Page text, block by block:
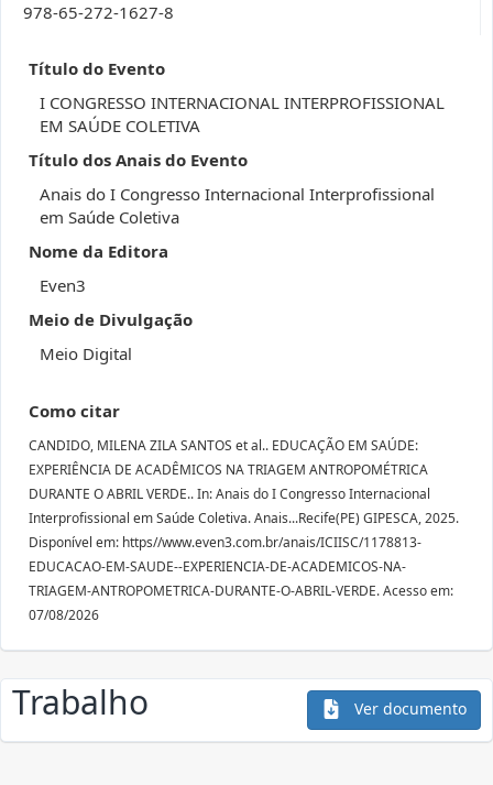
978-65-272-1627-8
Título do Evento
I CONGRESSO INTERNACIONAL INTERPROFISSIONAL
EM SAÚDE COLETIVA
Título dos Anais do Evento
Anais do I Congresso Internacional Interprofissional
em Saúde Coletiva
Nome da Editora
Even3
Meio de Divulgação
Meio Digital
Como citar
CANDIDO, MILENA ZILA SANTOS et al.. EDUCAÇÃO EM SAÚDE:
EXPERIÊNCIA DE ACADÊMICOS NA TRIAGEM ANTROPOMÉTRICA
DURANTE O ABRIL VERDE.. In: Anais do I Congresso Internacional
Interprofissional em Saúde Coletiva. Anais...Recife(PE) GIPESCA, 2025.
Disponível em: https//www.even3.com.br/anais/ICIISC/1178813-
EDUCACAO-EM-SAUDE--EXPERIENCIA-DE-ACADEMICOS-NA-
TRIAGEM-ANTROPOMETRICA-DURANTE-O-ABRIL-VERDE. Acesso em:
07/08/2026
Trabalho Ver documento